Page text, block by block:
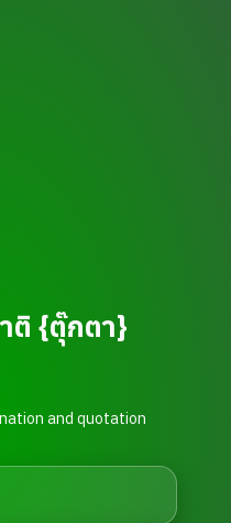
ติ {ตุ๊กตา}
and quotation